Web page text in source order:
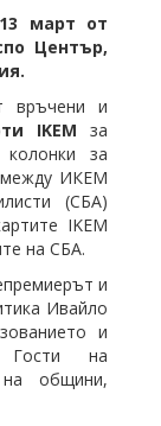
март от
Център,
връчени и
IKEM за
за
между ИКЕМ
(СБА)
IKEM
на СБА.
и
Ивайло
и
Гости на
общини,